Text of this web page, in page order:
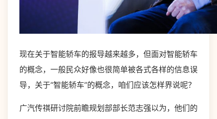
现在关于智能轿车的报导越来越多，但面对智能轿车
的概念，一般民众好像也很简单被各式各样的信息误
导，关于“智能轿车”的概念，咱们应该怎样界说呢？
广汽传祺研讨院前瞻规划部部长范志强以为，他们的